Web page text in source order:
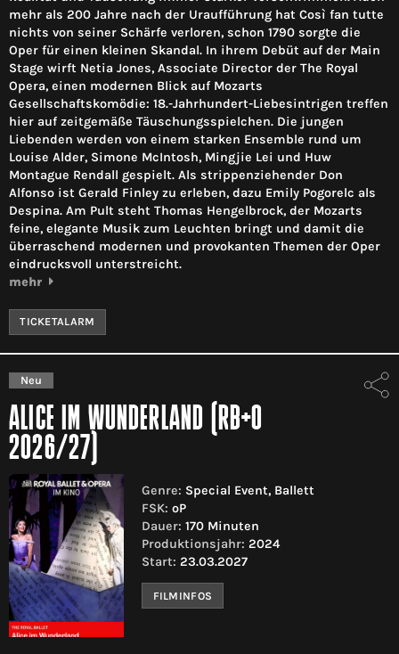
mehr als 200 Jahre nach der Uraufführung hat Così fan tutte
nichts von seiner Schärfe verloren, schon 1790 sorgte die
Oper für einen kleinen Skandal. In ihrem Debüt auf der Main
Stage wirft Netia Jones, Associate Director der The Royal
Opera, einen modernen Blick auf Mozarts
Gesellschaftskomödie: 18.-Jahrhundert-Liebesintrigen treffen
hier auf zeitgemäße Täuschungsspielchen. Die jungen
Liebenden werden von einem starken Ensemble rund um
Louise Alder, Simone McIntosh, Mingjie Lei und Huw
Montague Rendall gespielt. Als strippenziehender Don
Alfonso ist Gerald Finley zu erleben, dazu Emily Pogorelc als
Despina. Am Pult steht Thomas Hengelbrock, der Mozarts
feine, elegante Musik zum Leuchten bringt und damit die
überraschend modernen und provokanten Themen der Oper
eindrucksvoll unterstreicht.
mehr
TICKETALARM
Neu
ALICE IM WUNDERLAND (RB+O
2026/27)
Genre: Special Event, Ballett
FSK: oP
Dauer: 170 Minuten
Produktionsjahr: 2024
Start: 23.03.2027
FILMINFOS